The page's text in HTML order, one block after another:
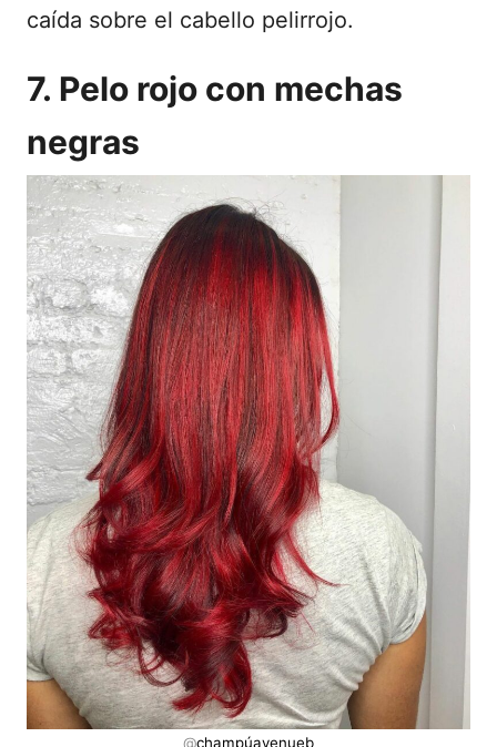
caída sobre el cabello pelirrojo.
7. Pelo rojo con mechas
negras
@champúavenueb